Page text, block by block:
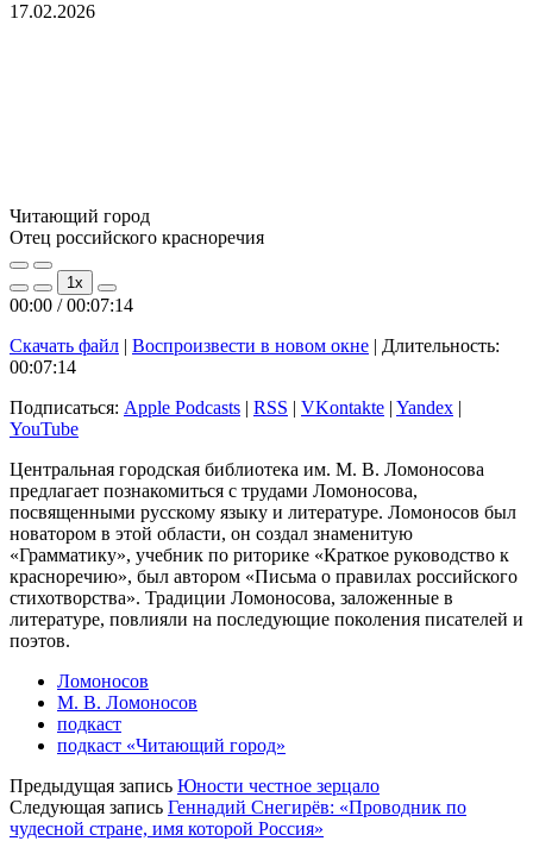
17.02.2026
Читающий город
Отец российского красноречия
Play
Episode
Pause
Episode
1x
00:00 / 00:07:14
Скачать файл | Воспроизвести в новом окне | Длительность:
00:07:14
Подписаться: Apple Podcasts | RSS | VKontakte | Yandex |
YouTube
Центральная городская библиотека им. М. В. Ломоносова
предлагает познакомиться с трудами Ломоносова,
посвященными русскому языку и литературе. Ломоносов был
новатором в этой области, он создал знаменитую
«Грамматику», учебник по риторике «Краткое руководство к
красноречию», был автором «Письма о правилах российского
стихотворства». Традиции Ломоносова, заложенные в
литературе, повлияли на последующие поколения писателей и
поэтов.
Ломоносов
М. В. Ломоносов
подкаст
подкаст «Читающий город»
Предыдущая запись Юности честное зерцало
Следующая запись Геннадий Снегирёв: «Проводник по
чудесной стране, имя которой Россия»